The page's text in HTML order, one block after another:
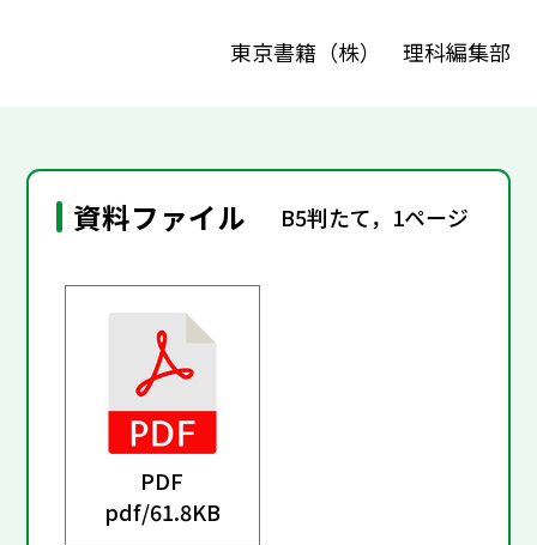
東京書籍（株） 理科編集部
資料ファイル B5判たて，1ページ
PDF
pdf/61.8KB